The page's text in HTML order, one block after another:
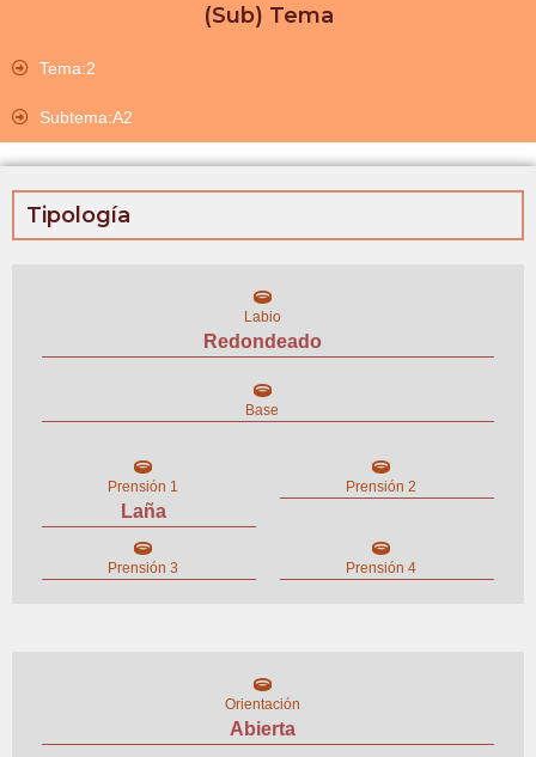
(Sub) Tema
Tema:2
Subtema:A2
Tipología
Labio
Redondeado
Base
Prensión 1
Laña
Prensión 2
Prensión 3 Prensión 4
Orientación
Abierta